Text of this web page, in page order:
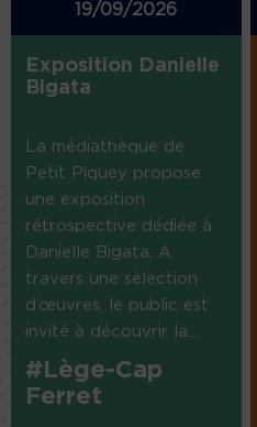
19/09/2026
Exposition Danielle
Bigata
La médiathèque de
Petit Piquey propose
une exposition
rétrospective dédiée à
Danielle Bigata. A
travers une sélection
d’œuvres, le public est
invité à découvrir la...
#Lège-Cap
Ferret